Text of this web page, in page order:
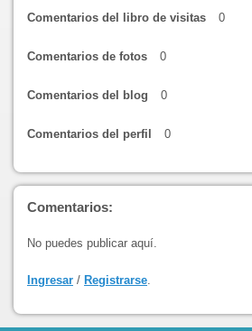
Comentarios del libro de visitas 0
Comentarios de fotos 0
Comentarios del blog 0
Comentarios del perfil 0
Comentarios:
No puedes publicar aquí.
Ingresar / Registrarse.